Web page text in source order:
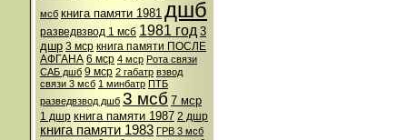
мсб книга памяти 1981 дшб
разведвзвод 1 мсб 1981 год 3
дшр 3 мср книга памяти ПОСЛЕ
АФГАНА 6 мср 4 мср Рота связи
САБ дшб 9 мср 2 габатр взвод
связи 3 мсб 1 минбатр ПТБ
разведвзвод дшб 3 мсб 7 мср
1 дшр книга памяти 1987 2 дшр
книга памяти 1983 ГРВ 3 мсб